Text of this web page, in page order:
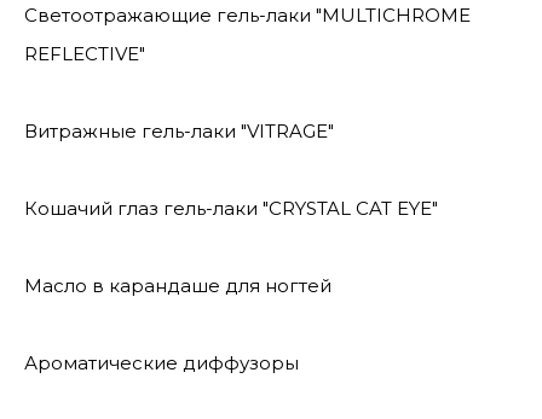
Светоотражающие гель-лаки "MULTICHROME
REFLECTIVE"
Витражные гель-лаки "VITRAGE"
Кошачий глаз гель-лаки "CRYSTAL CAT EYE"
Масло в карандаше для ногтей
Ароматические диффузоры